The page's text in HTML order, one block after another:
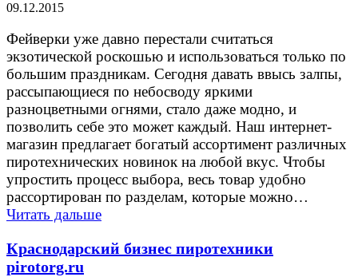
09.12.2015
Фейверки уже давно перестали считаться
экзотической роскошью и использоваться только по
большим праздникам. Сегодня давать ввысь залпы,
рассыпающиеся по небосводу яркими
разноцветными огнями, стало даже модно, и
позволить себе это может каждый. Наш интернет-
магазин предлагает богатый ассортимент различных
пиротехнических новинок на любой вкус. Чтобы
упростить процесс выбора, весь товар удобно
рассортирован по разделам, которые можно…
Читать дальше
Краснодарский бизнес пиротехники
pirotorg.ru